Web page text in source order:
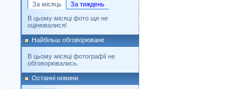
За місяць
За тиждень
В цьому місяці фото ще не
оцінювалися!
Найбільш обговорюване
В цьому місяці фотографії не
обговорювались.
Останні новини